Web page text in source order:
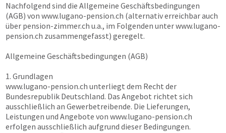
Nachfolgend sind die Allgemeine Geschäftsbedingungen
(AGB) von www.lugano-pension.ch (alternativ erreichbar auch
über pension-zimmer.ch u.a., im Folgenden unterwww.lugano-
pension.ch zusammengefasst) geregelt.
Allgemeine Geschäftsbedingungen (AGB)
1. Grundlagen
www.lugano-pension.ch unterliegt dem Recht der
Bundesrepublik Deutschland. Das Angebot richtet sich
ausschließlich an Gewerbetreibende. Die Lieferungen,
Leistungen und Angebote von www.lugano-pension.ch
erfolgen ausschließlich aufgrund dieser Bedingungen.